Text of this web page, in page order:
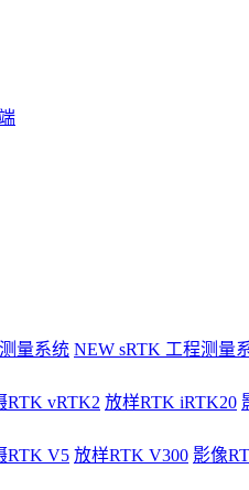
量系统 NEW sRTK 工程测量
RTK vRTK2 放样RTK iRTK20
RTK V5 放样RTK V300 影像